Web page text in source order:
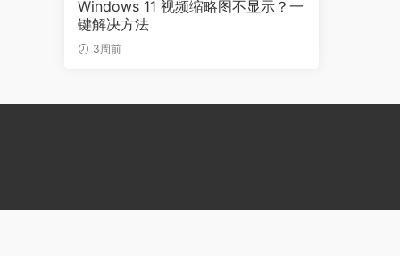
Windows 11 视频缩略图不显示？一
键解决方法
3周前